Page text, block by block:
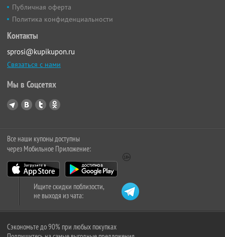
Публичная оферта
Политика конфиденциальности
Контакты
sprosi@kupikupon.ru
Связаться с нами
Мы в Соцсетях
Все наши купоны доступны
через Мобильное Приложение:
Ищите скидки поблизости,
не выходя из чата:
Сэкономьте до 90% при любых покупках